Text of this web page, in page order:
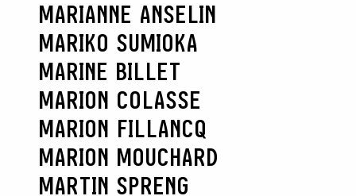
MARIANNE ANSELIN
MARIKO SUMIOKA
MARINE BILLET
MARION COLASSE
MARION FILLANCQ
MARION MOUCHARD
MARTIN SPRENG